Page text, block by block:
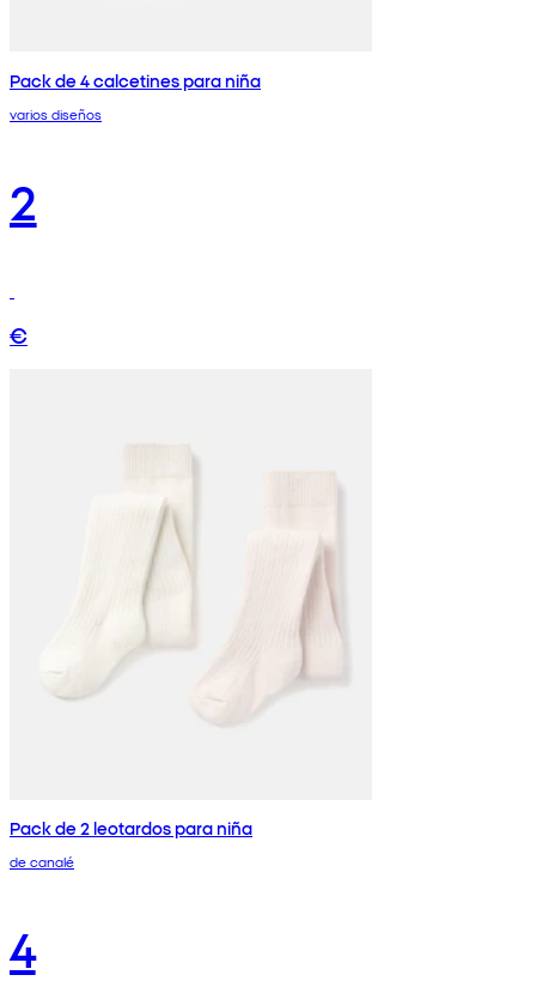
Pack de 4 calcetines para niña
varios diseños
2
€
Pack de 2 leotardos para niña
de canalé
4